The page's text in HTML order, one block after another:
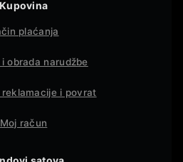
Kupovina
plaćanja
obrada narudžbe
i povrat
Moj račun